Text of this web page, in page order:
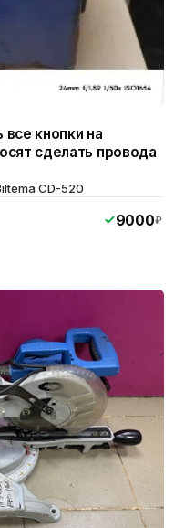
кнопки на
сделать провода
CD-520
9000₽